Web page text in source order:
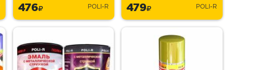
476 POLI-R 479 POLI-R